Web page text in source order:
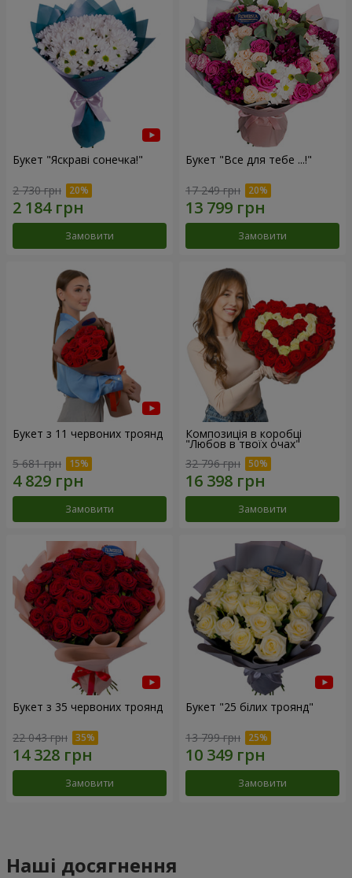
Букет "Яскраві сонечка!"
2 730 грн
Замовити
Букет "Все для тебе ...!"
17 249 грн
Замовити
Букет з 11 червоних троянд
5 681 грн
Замовити
Композиція в коробці
"Любов в твоїх очах"
32 796 грн
Замовити
Букет з 35 червоних троянд
22 043 грн
Замовити
Букет "25 білих троянд"
13 799 грн
Замовити
Наші досягнення